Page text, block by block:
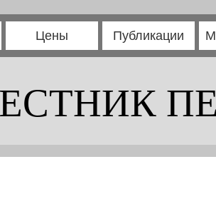
Цены Публикации